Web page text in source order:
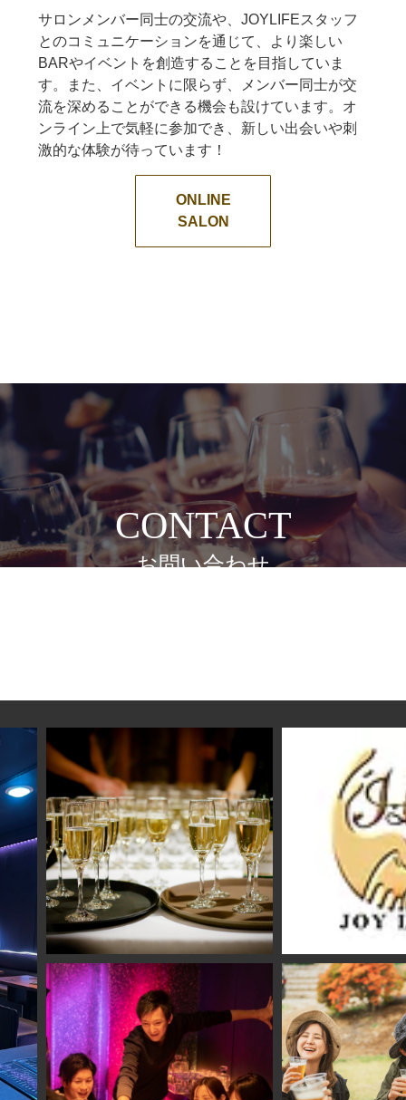
サロンメンバー同士の交流や、JOYLIFEスタッフ
とのコミュニケーションを通じて、より楽しい
BARやイベントを創造することを目指していま
す。また、イベントに限らず、メンバー同士が交
流を深めることができる機会も設けています。オ
ンライン上で気軽に参加でき、新しい出会いや刺
激的な体験が待っています！
ONLINE
SALON
CONTACT
お問い合わせ